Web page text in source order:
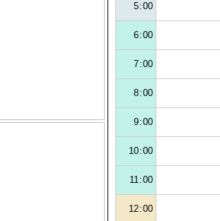
5:00
6:00
7:00
8:00
9:00
10:00
11:00
12:00